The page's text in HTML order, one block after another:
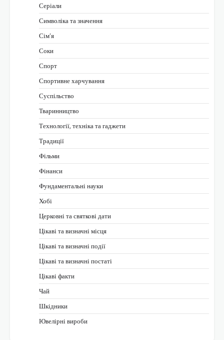
Серіали
Символіка та значення
Сім’я
Соки
Спорт
Спортивне харчування
Суспільство
Тваринництво
Технології, техніка та гаджети
Традиції
Фільми
Фінанси
Фундаментальні науки
Хобі
Церковні та святкові дати
Цікаві та визначні місця
Цікаві та визначні події
Цікаві та визначні постаті
Цікаві факти
Чай
Шкідники
Ювелірні вироби